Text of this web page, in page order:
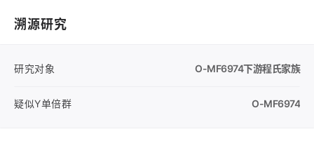
溯源研究
研究对象 O-MF6974下游程氏家族
疑似Y单倍群 O-MF6974